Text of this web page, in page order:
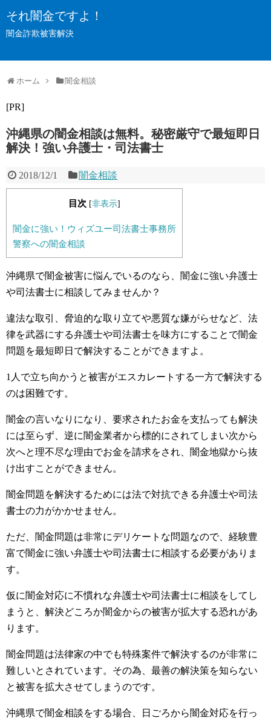
それ闇金ですよ！
闇金詐欺被害解決
ホーム 闇金相談
[PR]
沖縄県の闇金相談は無料。秘密厳守で最短即日
解決！強い弁護士・司法書士
2018/12/1 闇金相談
目次 [非表示]
闇金に強い！ウィズユー司法書士事務所
警察への闇金相談
沖縄県で闇金被害に悩んでいるのなら、闇金に強い弁護士
や司法書士に相談してみませんか？
違法な取引、脅迫的な取り立てや悪質な嫌がらせなど、法
律を武器にする弁護士や司法書士を味方にすることで闇金
問題を最短即日で解決することができますよ。
1人で立ち向かうと被害がエスカレートする一方で解決する
のは困難です。
闇金の言いなりになり、要求されたお金を支払っても解決
には至らず、逆に闇金業者から標的にされてしまい次から
次へと理不尽な理由でお金を請求をされ、闇金地獄から抜
け出すことができません。
闇金問題を解決するためには法で対抗できる弁護士や司法
書士の力がかかせません。
ただ、闇金問題は非常にデリケートな問題なので、経験豊
富で闇金に強い弁護士や司法書士に相談する必要がありま
す。
仮に闇金対応に不慣れな弁護士や司法書士に相談をしてし
まうと、解決どころか闇金からの被害が拡大する恐れがあ
ります。
闇金問題は法律家の中でも特殊案件で解決するのが非常に
難しいとされています。その為、最善の解決策を知らない
と被害を拡大させてしまうのです。
沖縄県で闇金相談をする場合、日ごろから闇金対応を行っ